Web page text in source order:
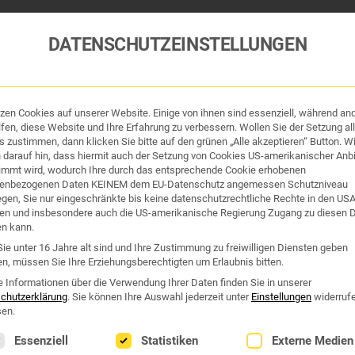
und Hygiene Organe & Organ-Uhr
Blutzuckerspiegel ++ 60 Kapseln
DATENSCHUTZEINSTELLUNGEN
Cookies auf unserer Website. Einige von ihnen sind essenziell, während
diese Website und Ihre Erfahrung zu verbessern. Wollen Sie der Setzung
zustimmen, dann klicken Sie bitte auf den grünen „Alle akzeptieren“ Button.
hin, dass hiermit auch der Setzung von Cookies US-amerikanischer
wird, wodurch Ihre durch das entsprechende Cookie erhobenen
Daten KEINEM dem EU-Datenschutz angemessen Schutzniveau
Sie nur eingeschränkte bis keine datenschutzrechtliche Rechte in den USA
und insbesondere auch die US-amerikanische Regierung Zugang zu diesen
kann.
unter 16 Jahre alt sind und Ihre Zustimmung zu freiwilligen Diensten geben
müssen Sie Ihre Erziehungsberechtigten um Erlaubnis bitten.
Informationen über die Verwendung Ihrer Daten finden Sie in unserer
. Sie können Ihre Auswahl jederzeit unter Einstellungen
eine Liste der Service-Gruppen, für die eine Einwilligung
Essenziell Statistiken Externe Medien